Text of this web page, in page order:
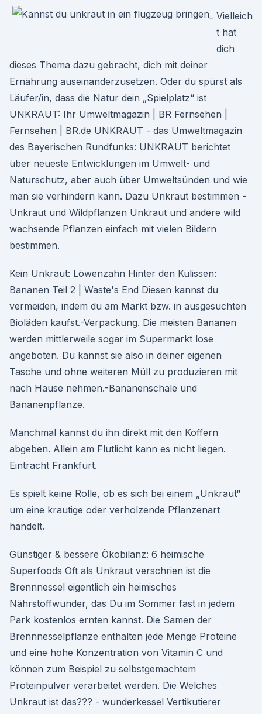
Vielleich
t hat
dich
dieses Thema dazu gebracht, dich mit deiner
Ernährung auseinanderzusetzen. Oder du spürst als
Läufer/in, dass die Natur dein „Spielplatz“ ist
UNKRAUT: Ihr Umweltmagazin | BR Fernsehen |
Fernsehen | BR.de UNKRAUT - das Umweltmagazin
des Bayerischen Rundfunks: UNKRAUT berichtet
über neueste Entwicklungen im Umwelt- und
Naturschutz, aber auch über Umweltsünden und wie
man sie verhindern kann. Dazu Unkraut bestimmen -
Unkraut und Wildpflanzen Unkraut und andere wild
wachsende Pflanzen einfach mit vielen Bildern
bestimmen.
Kein Unkraut: Löwenzahn Hinter den Kulissen:
Bananen Teil 2 | Waste's End Diesen kannst du
vermeiden, indem du am Markt bzw. in ausgesuchten
Bioläden kaufst.-Verpackung. Die meisten Bananen
werden mittlerweile sogar im Supermarkt lose
angeboten. Du kannst sie also in deiner eigenen
Tasche und ohne weiteren Müll zu produzieren mit
nach Hause nehmen.-Bananenschale und
Bananenpflanze.
Manchmal kannst du ihn direkt mit den Koffern
abgeben. Allein am Flutlicht kann es nicht liegen.
Eintracht Frankfurt.
Es spielt keine Rolle, ob es sich bei einem „Unkraut“
um eine krautige oder verholzende Pflanzenart
handelt.
Günstiger & bessere Ökobilanz: 6 heimische
Superfoods Oft als Unkraut verschrien ist die
Brennnessel eigentlich ein heimisches
Nährstoffwunder, das Du im Sommer fast in jedem
Park kostenlos ernten kannst. Die Samen der
Brennnesselpflanze enthalten jede Menge Proteine
und eine hohe Konzentration von Vitamin C und
können zum Beispiel zu selbstgemachtem
Proteinpulver verarbeitet werden. Die Welches
Unkraut ist das??? - wunderkessel Vertikutierer